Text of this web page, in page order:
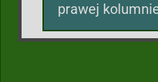
prawej